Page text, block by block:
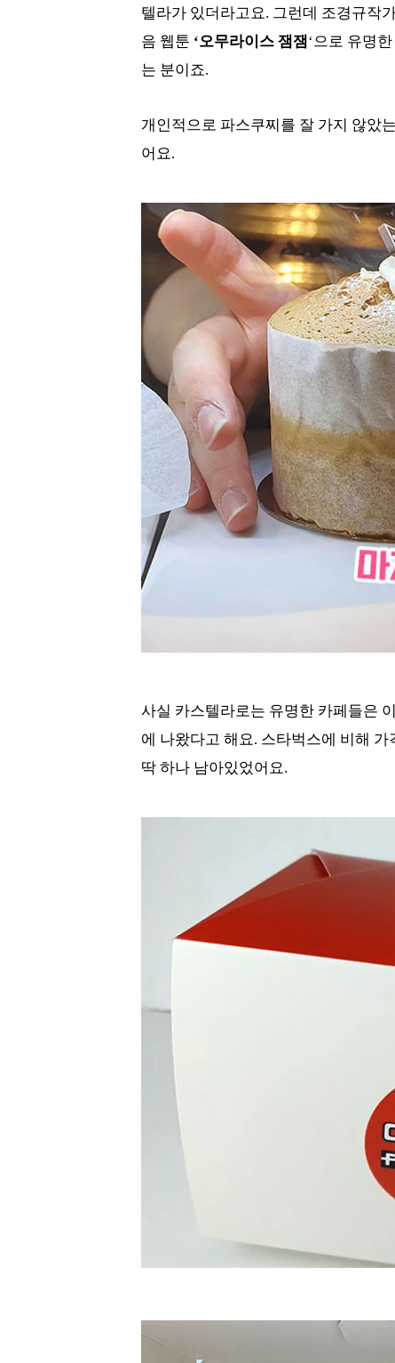
텔라가 있더라고요. 그런데 조경규작
음 웹툰 ‘오무라이스 잼잼‘으로 유명
는 분이죠.
개인적으로 파스쿠찌를 잘 가지 않았
어요.
사실 카스텔라로는 유명한 카페들은
에 나왔다고 해요. 스타벅스에 비해
딱 하나 남아있었어요.